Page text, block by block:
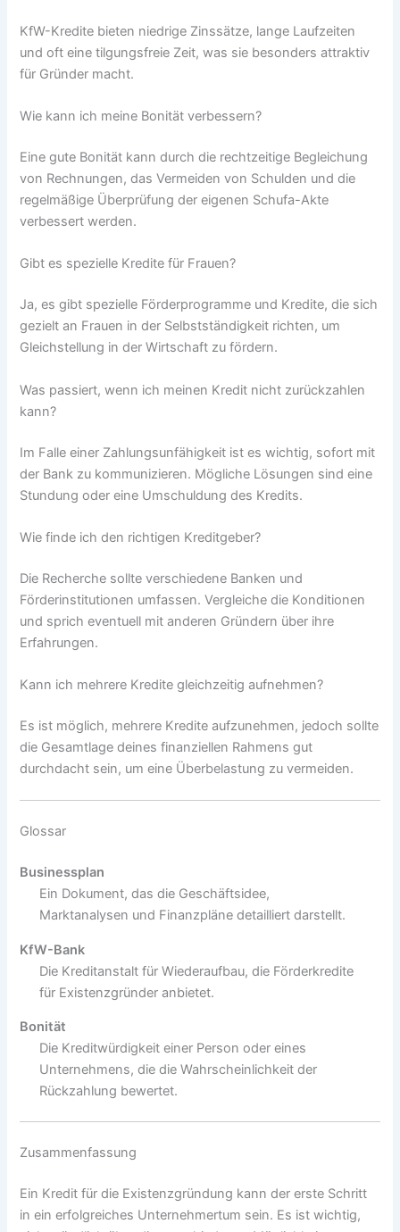
KfW-Kredite bieten niedrige Zinssätze, lange Laufzeiten
und oft eine tilgungsfreie Zeit, was sie besonders attraktiv
für Gründer macht.
Wie kann ich meine Bonität verbessern?
Eine gute Bonität kann durch die rechtzeitige Begleichung
von Rechnungen, das Vermeiden von Schulden und die
regelmäßige Überprüfung der eigenen Schufa-Akte
verbessert werden.
Gibt es spezielle Kredite für Frauen?
Ja, es gibt spezielle Förderprogramme und Kredite, die sich
gezielt an Frauen in der Selbstständigkeit richten, um
Gleichstellung in der Wirtschaft zu fördern.
Was passiert, wenn ich meinen Kredit nicht zurückzahlen
kann?
Im Falle einer Zahlungsunfähigkeit ist es wichtig, sofort mit
der Bank zu kommunizieren. Mögliche Lösungen sind eine
Stundung oder eine Umschuldung des Kredits.
Wie finde ich den richtigen Kreditgeber?
Die Recherche sollte verschiedene Banken und
Förderinstitutionen umfassen. Vergleiche die Konditionen
und sprich eventuell mit anderen Gründern über ihre
Erfahrungen.
Kann ich mehrere Kredite gleichzeitig aufnehmen?
Es ist möglich, mehrere Kredite aufzunehmen, jedoch sollte
die Gesamtlage deines finanziellen Rahmens gut
durchdacht sein, um eine Überbelastung zu vermeiden.
Glossar
Businessplan
Ein Dokument, das die Geschäftsidee,
Marktanalysen und Finanzpläne detailliert darstellt.
KfW-Bank
Die Kreditanstalt für Wiederaufbau, die Förderkredite
für Existenzgründer anbietet.
Bonität
Die Kreditwürdigkeit einer Person oder eines
Unternehmens, die die Wahrscheinlichkeit der
Rückzahlung bewertet.
Zusammenfassung
Ein Kredit für die Existenzgründung kann der erste Schritt
in ein erfolgreiches Unternehmertum sein. Es ist wichtig,